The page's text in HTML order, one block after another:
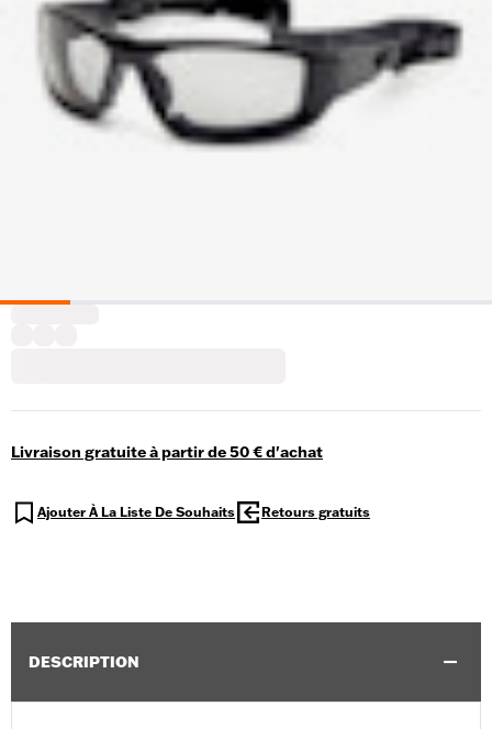
Livraison gratuite à partir de 50 € d'achat
Ajouter À La Liste De Souhaits Retours gratuits
DESCRIPTION